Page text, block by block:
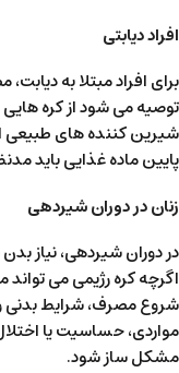
افراد دیابتی
برای افراد مبتلا به
توصیه می شود از کره
شیرین کننده های
پایین ماده غذایی باید
زنان در دوران شیردهی
در دوران شیردهی، نیاز
اگرچه کره رژیمی می
شروع مصرف، شرایط بدنی
مواردی، حساسیت یا
مشکل ساز شود.